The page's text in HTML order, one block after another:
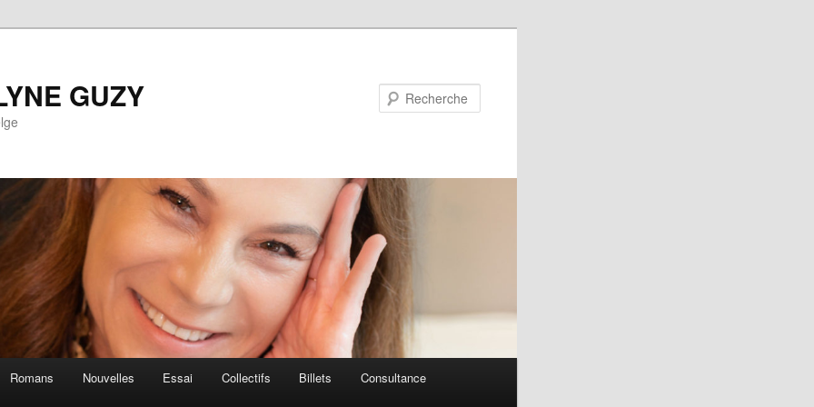
GUZY
Romans Nouvelles Essai Collectifs Billets Consultance